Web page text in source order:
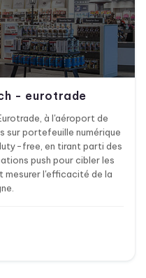
- eurotrade
à l'aéroport de
sur portefeuille numérique
free, en tirant parti des
push pour cibler les
mesurer l'efficacité de la